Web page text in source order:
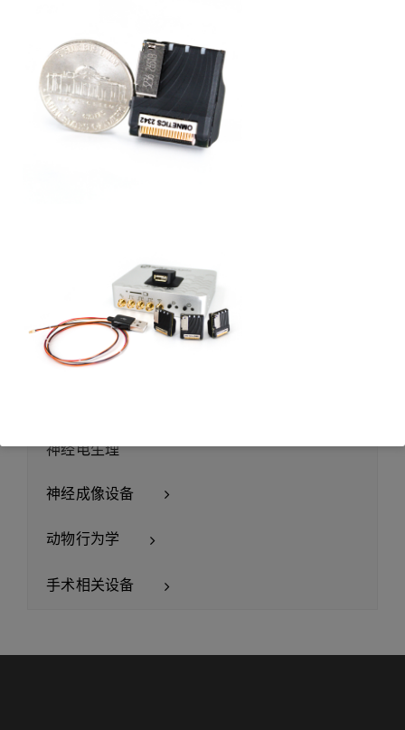
资料下载
产品目录
科研级LED光源
在体多通道
神经电生理
神经成像设备
动物行为学
手术相关设备